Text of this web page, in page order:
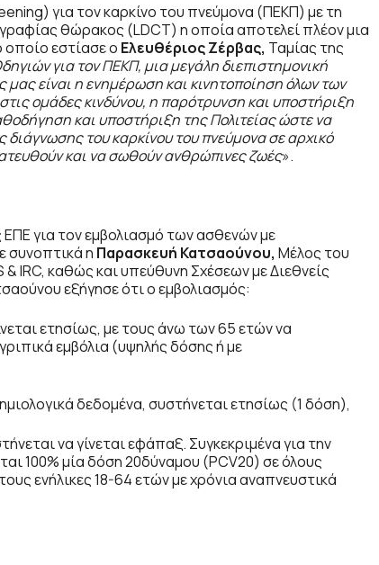
για τον καρκίνο του πνεύμονα (ΠΕΚΠ) με τη
θώρακος (LDCT) η οποία αποτελεί πλέον μια
οποίο εστίασε ο Ελευθέριος Ζέρβας, Ταμίας της
για τον ΠΕΚΠ, μια μεγάλη διεπιστημονική
είναι η ενημέρωση και κινητοποίηση όλων των
ομάδες κινδύνου, η παρότρυνση και υποστήριξη
και υποστήριξη της Πολιτείας ώστε να
διάγνωσης του καρκίνου του πνεύμονα σε αρχικό
και να σωθούν ανθρώπινες ζωές».
ΕΠΕ για τον εμβολιασμό των ασθενών με
συνοπτικά η Παρασκευή Κατσαούνου, Μέλος του
IRC, καθώς και υπεύθυνη Σχέσεων με Διεθνείς
εξήγησε ότι ο εμβολιασμός:
ετησίως, με τους άνω των 65 ετών να
εμβόλια (υψηλής δόσης ή με
δεδομένα, συστήνεται ετησίως (1 δόση),
να γίνεται εφάπαξ. Συγκεκριμένα για την
100% μία δόση 20δύναμου (PCV20) σε όλους
ενήλικες 18-64 ετών με χρόνια αναπνευστικά